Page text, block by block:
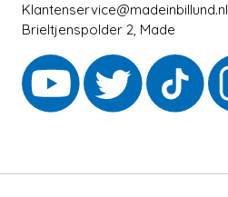
Klantenservice@madeinbillund.nl
Brieltjenspolder 2, Made